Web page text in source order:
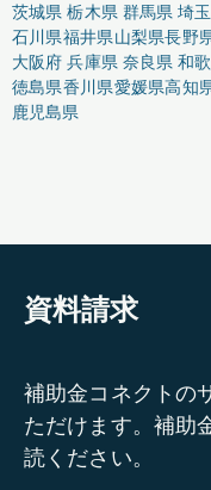
茨城県 栃木県 群馬県 埼
石川県福井県山梨県長野
大阪府 兵庫県 奈良県 和
徳島県香川県愛媛県高知
鹿児島県
資料請求
補助金コネクトの
ただけます。補助
読ください。